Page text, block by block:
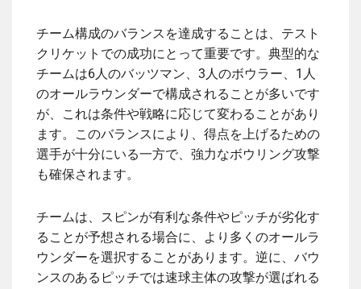
チーム構成のバランスを達成することは、テスト
クリケットでの成功にとって重要です。典型的な
チームは6人のバッツマン、3人のボウラー、1人
のオールラウンダーで構成されることが多いです
が、これは条件や戦略に応じて変わることがあり
ます。このバランスにより、得点を上げるための
選手が十分にいる一方で、強力なボウリング攻撃
も確保されます。
チームは、スピンが有利な条件やピッチが劣化す
ることが予想される場合に、より多くのオールラ
ウンダーを選択することがあります。逆に、バウ
ンスのあるピッチでは速球主体の攻撃が選ばれる